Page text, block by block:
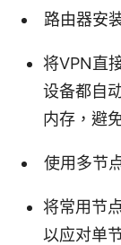
路由器安
将VPN直
设备都自
内存，避
使用多节
将常用节
以应对单